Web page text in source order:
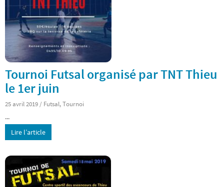
Tournoi Futsal organisé par TNT Thieu
le 1er juin
25 avril 2019 / Futsal,Tournoi
...
Lire l’article